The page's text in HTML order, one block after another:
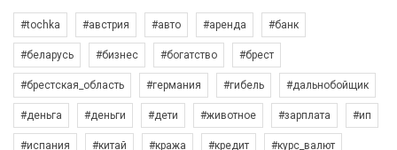
#tochka #австрия #авто #аренда #банк
#беларусь #бизнес #богатство #брест
#брестская_область #германия #гибель #дальнобойщик
#деньга #деньги #дети #животное #зарплата #ип
#испания #китай #кража #кредит #курс_валют